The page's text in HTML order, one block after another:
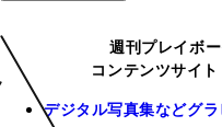
週刊プレイボ
コンテンツサイト
デジタル写真集などグ